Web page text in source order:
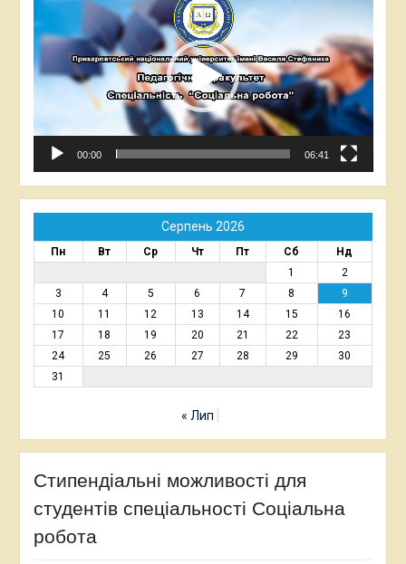
00:00 06:41
Серпень 2026
Пн Вт Ср Чт Пт Сб
Нд
1
2
3
4 5 6 7 8
9
10
11 12 13 14 15
16
17
18 19 20 21 22
23
24
25 26 27 28 29
30
31
« Лип
Стипендіальні можливості для
студентів спеціальності Соціальна
робота